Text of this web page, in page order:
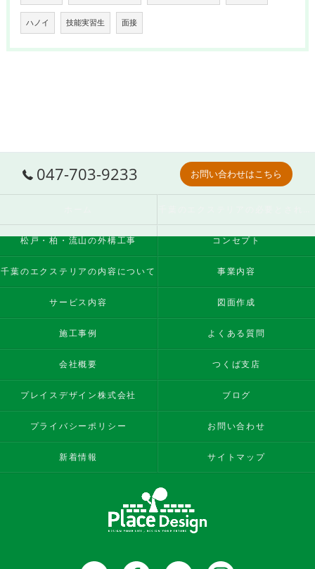
ハノイ 技能実習生 面接
047-703-9233 お問い合わせはこちら
松戸・柏・流山の外構工事 コンセプト
千葉のエクステリアの内容について 事業内容
サービス内容 図面作成
施工事例 よくある質問
会社概要 つくば支店
プレイスデザイン株式会社 ブログ
プライバシーポリシー お問い合わせ
新着情報 サイトマップ